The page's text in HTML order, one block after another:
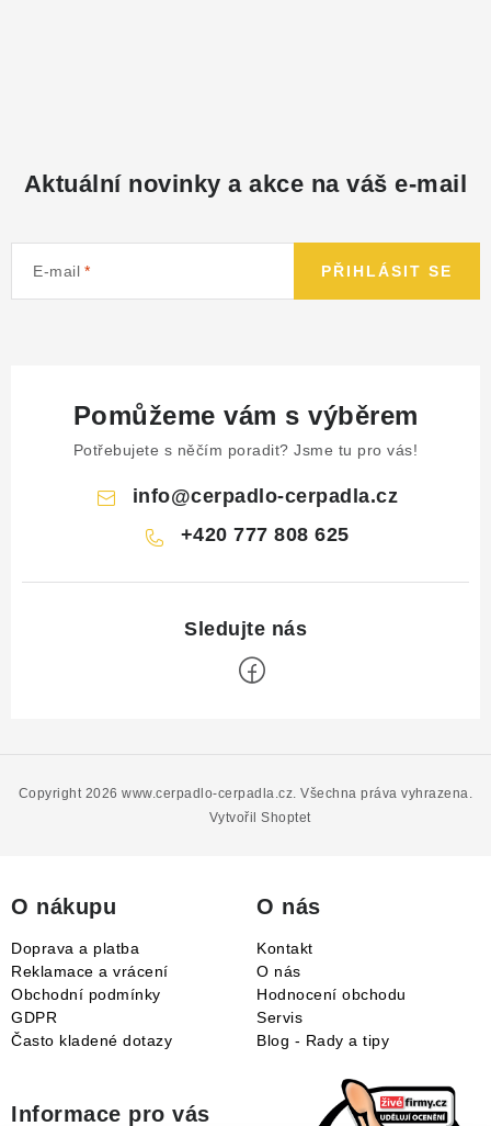
Aktuální novinky a akce na váš e-mail
E-mail PŘIHLÁSIT SE
Pomůžeme vám s výběrem
Potřebujete s něčím poradit? Jsme tu pro vás!
info@cerpadlo-cerpadla.cz
+420 777 808 625
Vytvořil Shoptet
Copyright 2026www.cerpadlo-cerpadla.cz . Všechna práva vyhrazena.
O nákupu
Doprava a platba
Reklamace a vrácení
Obchodní podmínky
GDPR
Často kladené dotazy
O nás
Kontakt
O nás
Hodnocení obchodu
Servis
Blog - Rady a tipy
Informace pro vás